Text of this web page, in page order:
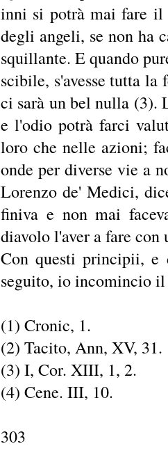
inni si potrà mai fare il
degli angeli, se non ha
squillante. E quando
scibile, s'avesse tutta
ci sarà un bel nulla (3).
e l'odio potrà farci
loro che nelle azioni;
onde per diverse vie a
Lorenzo de' Medici,
finiva e non mai
diavolo l'aver a fare con
Con questi principii, e
seguito, io incomincio il
(1) Cronic, 1.
(2) Tacito, Ann, XV, 31.
(3) I, Cor. XIII, 1, 2.
(4) Cene. III, 10.
303